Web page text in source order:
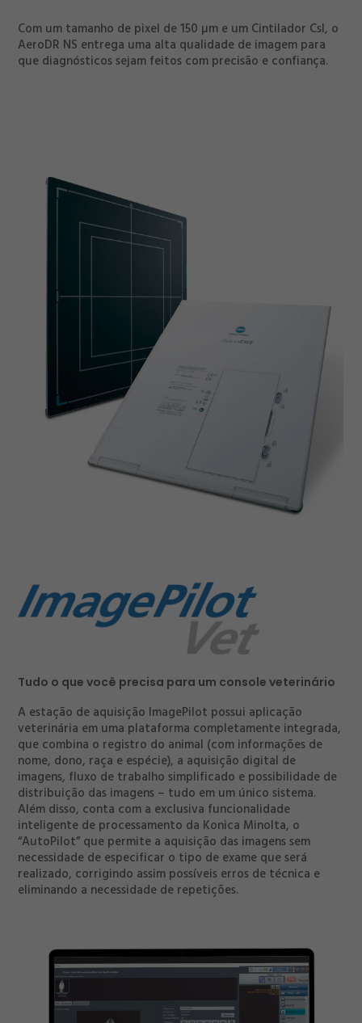
Com um tamanho de pixel de 150 µm e um Cintilador Csl, o
AeroDR NS entrega uma alta qualidade de imagem para
que diagnósticos sejam feitos com precisão e confiança.
Tudo o que você precisa para um console veterinário
A estação de aquisição ImagePilot possui aplicação
veterinária em uma plataforma completamente integrada,
que combina o registro do animal (com informações de
nome, dono, raça e espécie), a aquisição digital de
imagens, fluxo de trabalho simplificado e possibilidade de
distribuição das imagens – tudo em um único sistema.
Além disso, conta com a exclusiva funcionalidade
inteligente de processamento da Konica Minolta, o
“AutoPilot” que permite a aquisição das imagens sem
necessidade de especificar o tipo de exame que será
realizado, corrigindo assim possíveis erros de técnica e
eliminando a necessidade de repetições.